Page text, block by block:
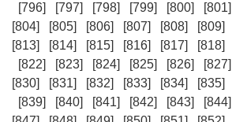
[796]
[797] [798] [799] [800] [801]
[804]
[805] [806] [807] [808] [809]
[813]
[814] [815] [816] [817] [818]
[822]
[823] [824] [825] [826] [827]
[830]
[831] [832] [833] [834] [835]
[839]
[840] [841] [842] [843] [844]